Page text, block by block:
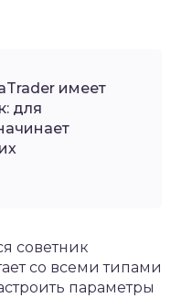
имеет
для
советник
со всеми типами
параметры